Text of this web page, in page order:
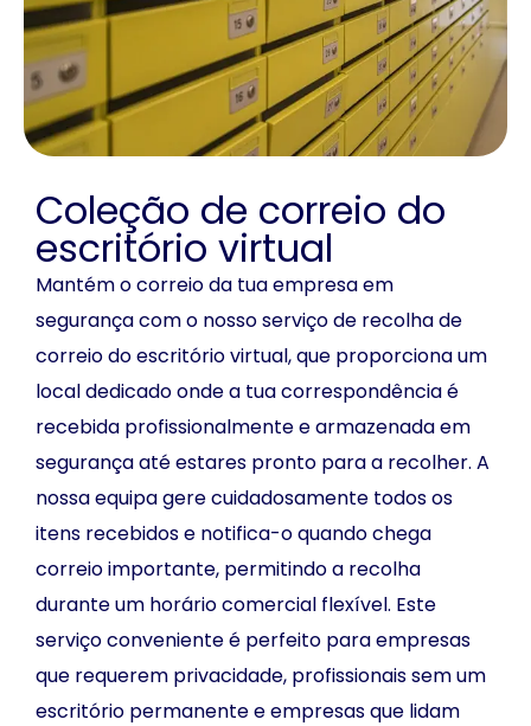
Coleção de correio do
escritório virtual
Mantém o correio da tua empresa em
segurança com o nosso serviço de recolha de
correio do escritório virtual, que proporciona um
local dedicado onde a tua correspondência é
recebida profissionalmente e armazenada em
segurança até estares pronto para a recolher. A
nossa equipa gere cuidadosamente todos os
itens recebidos e notifica-o quando chega
correio importante, permitindo a recolha
durante um horário comercial flexível. Este
serviço conveniente é perfeito para empresas
que requerem privacidade, profissionais sem um
escritório permanente e empresas que lidam